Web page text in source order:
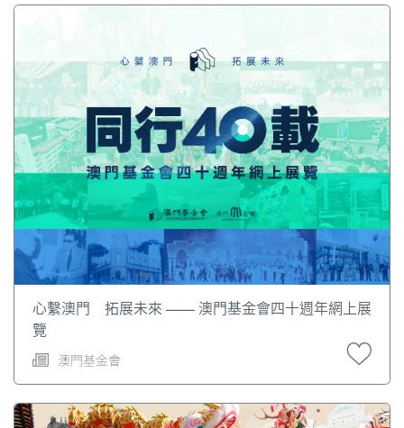
心繫澳門 拓展未來 —— 澳門基金會四十週年網上展
覽
澳門基金會